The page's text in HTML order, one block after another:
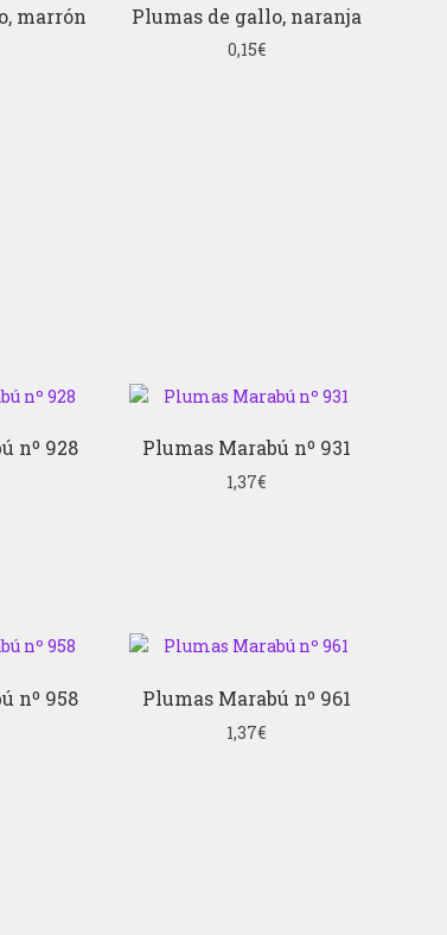
marrón Plumas de gallo, naranja
0,15€
nº 928 Plumas Marabú nº 931
1,37€
nº 958 Plumas Marabú nº 961
1,37€